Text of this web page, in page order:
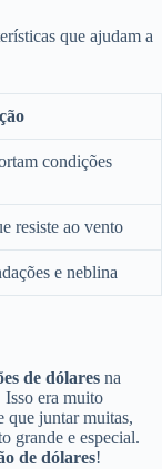
que ajudam a
condições
resiste ao vento
e neblina
de dólares na
Isso era muito
que juntar muitas,
grande e especial.
de dólares!